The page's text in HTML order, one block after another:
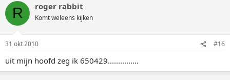
R roger rabbit
Komt weleens kijken
31 okt 2010 #16
uit mijn hoofd zeg ik 650429...............